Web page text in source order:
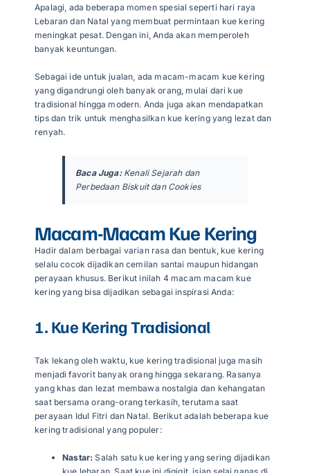
Apalagi, ada beberapa momen spesial seperti hari raya
Lebaran dan Natal yang membuat permintaan kue kering
meningkat pesat. Dengan ini, Anda akan memperoleh
banyak keuntungan.
Sebagai ide untuk jualan, ada macam-macam kue kering
yang digandrungi oleh banyak orang, mulai dari kue
tradisional hingga modern. Anda juga akan mendapatkan
tips dan trik untuk menghasilkan kue kering yang lezat dan
renyah.
Baca Juga: Kenali Sejarah dan
Perbedaan Biskuit dan Cookies
Macam-Macam Kue Kering
Hadir dalam berbagai varian rasa dan bentuk, kue kering
selalu cocok dijadikan cemilan santai maupun hidangan
perayaan khusus. Berikut inilah 4 macam macam kue
kering yang bisa dijadikan sebagai inspirasi Anda:
1. Kue Kering Tradisional
Tak lekang oleh waktu, kue kering tradisional juga masih
menjadi favorit banyak orang hingga sekarang. Rasanya
yang khas dan lezat membawa nostalgia dan kehangatan
saat bersama orang-orang terkasih, terutama saat
perayaan Idul Fitri dan Natal. Berikut adalah beberapa kue
kering tradisional yang populer:
Nastar:Salah satu kue kering yang sering dijadikan